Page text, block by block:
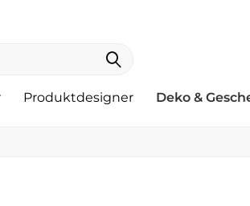
Produktdesigner Deko &